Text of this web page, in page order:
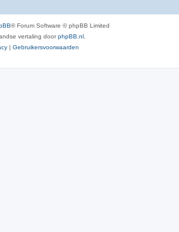
® Forum Software © phpBB Limited
vertaling doorphpBB.nl
| Gebruikersvoorwaarden